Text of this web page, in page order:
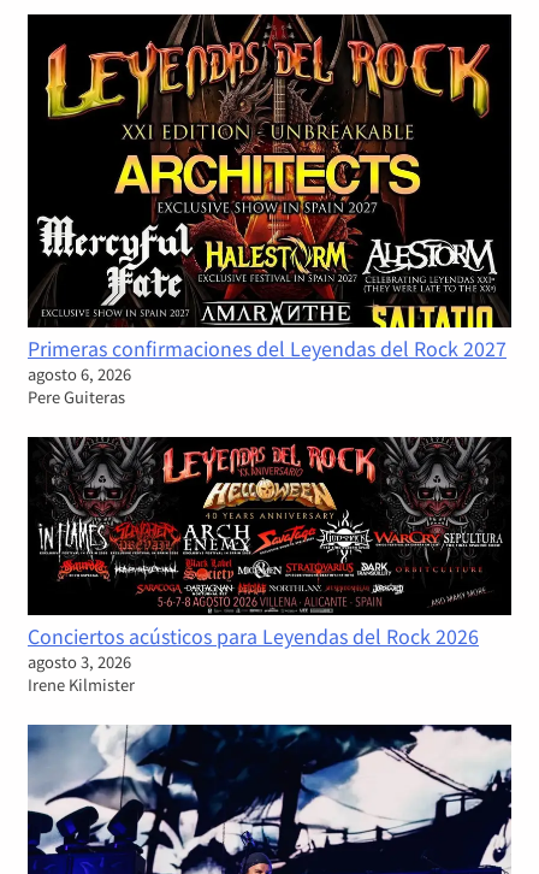
Primeras confirmaciones del Leyendas del Rock 2027
agosto 6, 2026
Pere Guiteras
Conciertos acústicos para Leyendas del Rock 2026
agosto 3, 2026
Irene Kilmister